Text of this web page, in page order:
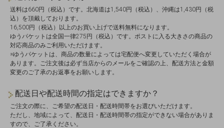
送料は660円（税込）です。北海道は1,540円（税込）、沖縄は1,430円（税
込）を頂戴しております。
16,500円（税込）以上のお買い上げで送料無料になります。
ゆうパケットは全国一律275円（税込）です。ポストに入る大きさの商品の
対応商品のみご利用いただけます。
※ゆうパケットは、商品の数量によっては宅配便へ変更していただく場合が
あります。ご注文後は必ず当店からのメールをご確認の上、配送方法と金額
変更のご了承のお返事をお願いします。
配送日や配送時間の指定はできますか？
ご注文の際に、ご希望の配送日・配送時間帯をお選びいただけます。
ただし、地域によって、配送日・配送時間帯の指定ができない場合がありま
すので、ご了承ください。